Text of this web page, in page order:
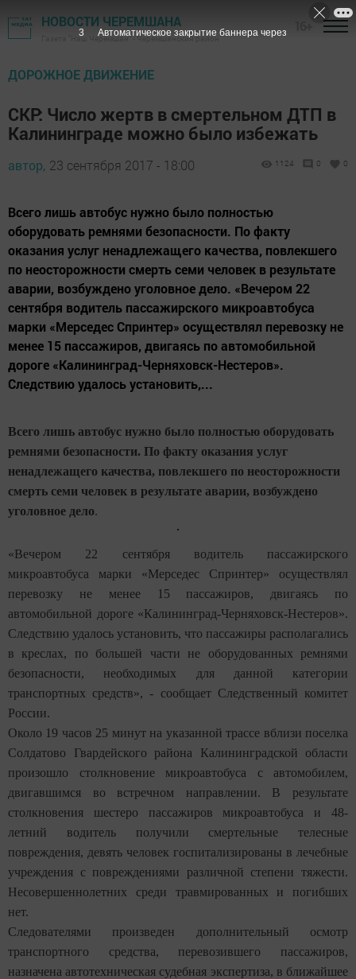
НОВОСТИ ЧЕРЕМШАНА
Газета "Наш Черемшан" - Черемшанский район
ДОРОЖНОЕ ДВИЖЕНИЕ
СКР: Число жертв в смертельном ДТП в
Калининграде можно было избежать
автор, 23 сентября 2017 - 18:00 1124 0 0
Всего лишь автобус нужно было полностью
оборудовать ремнями безопасности. По факту
оказания услуг ненадлежащего качества, повлекшего
по неосторожности смерть семи человек в результате
аварии, возбуждено уголовное дело. «Вечером 22
сентября водитель пассажирского микроавтобуса
марки «Мерседес Спринтер» осуществлял перевозку не
менее 15 пассажиров, двигаясь по автомобильной
дороге «Калининград-Черняховск-Нестеров».
Следствию удалось установить,...
Всего лишь автобус нужно было полностью оборудовать
ремнями безопасности. По факту оказания услуг
ненадлежащего качества, повлекшего по неосторожности
смерть семи человек в результате аварии, возбуждено
уголовное дело.
«Вечером 22 сентября водитель пассажирского
микроавтобуса марки «Мерседес Спринтер» осуществлял
перевозку не менее 15 пассажиров, двигаясь по
автомобильной дороге «Калининград-Черняховск-Нестеров».
Следствию удалось установить, что пассажиры располагались
в креслах, по большей части не оборудованных ремнями
безопасности, необходимых для данной категории
транспортных средств», - сообщает Следственный комитет
России.
Около 19 часов 25 минут на указанной трассе вблизи поселка
Солдатово Гвардейского района Калининградской области
произошло столкновение микроавтобуса с автомобилем,
двигавшимся во встречном направлении. В результате
столкновения шестеро пассажиров микроавтобуса и 48-
летний водитель получили смертельные телесные
повреждения, девять человек госпитализированы в лечебные
учреждения с повреждениями различной степени тяжести.
Несовершеннолетних среди травмированных и погибших
нет.
Следователями произведен дополнительный осмотр
транспортного средства, перевозившего пассажиров,
назначена автотехническая судебная экспертиза, в ближайшее
1 Автоматическое закрытие баннера через